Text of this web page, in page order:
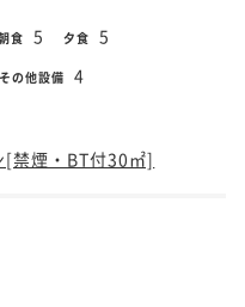
食 5 夕食 5
その他設備 4
[禁煙・BT付30㎡]